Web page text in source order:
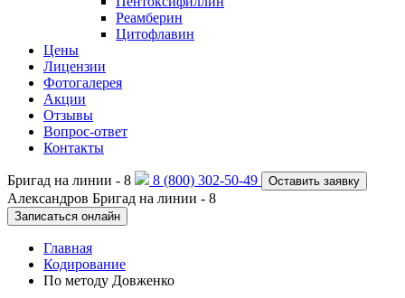
Реамберин
Цитофлавин
Цены
Лицензии
Фотогалерея
Акции
Отзывы
Вопрос-ответ
Контакты
Бригад на линии - 8 8 (800) 302-50-49 Оставить заявку
Александров Бригад на линии - 8
Записаться онлайн
Главная
Кодирование
По методу Довженко